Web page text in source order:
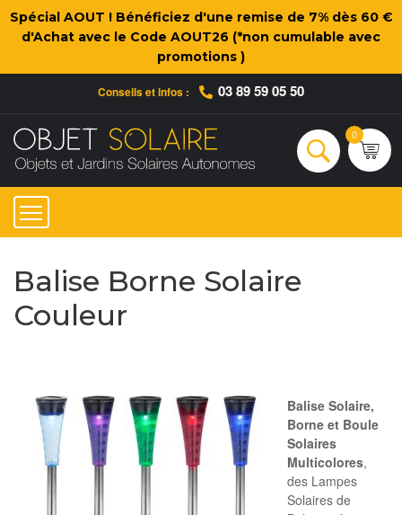
Spécial AOUT ! Bénéficiez d'une remise de 7% dès 60 €
d'Achat avec le Code AOUT26 (*non cumulable avec
promotions )
Conseils et infos : 03 89 59 05 50
Rechercher
0
Balise Borne Solaire
Couleur
Balise Solaire,
Borne et Boule
Solaires
Multicolores,
des Lampes
Solaires de